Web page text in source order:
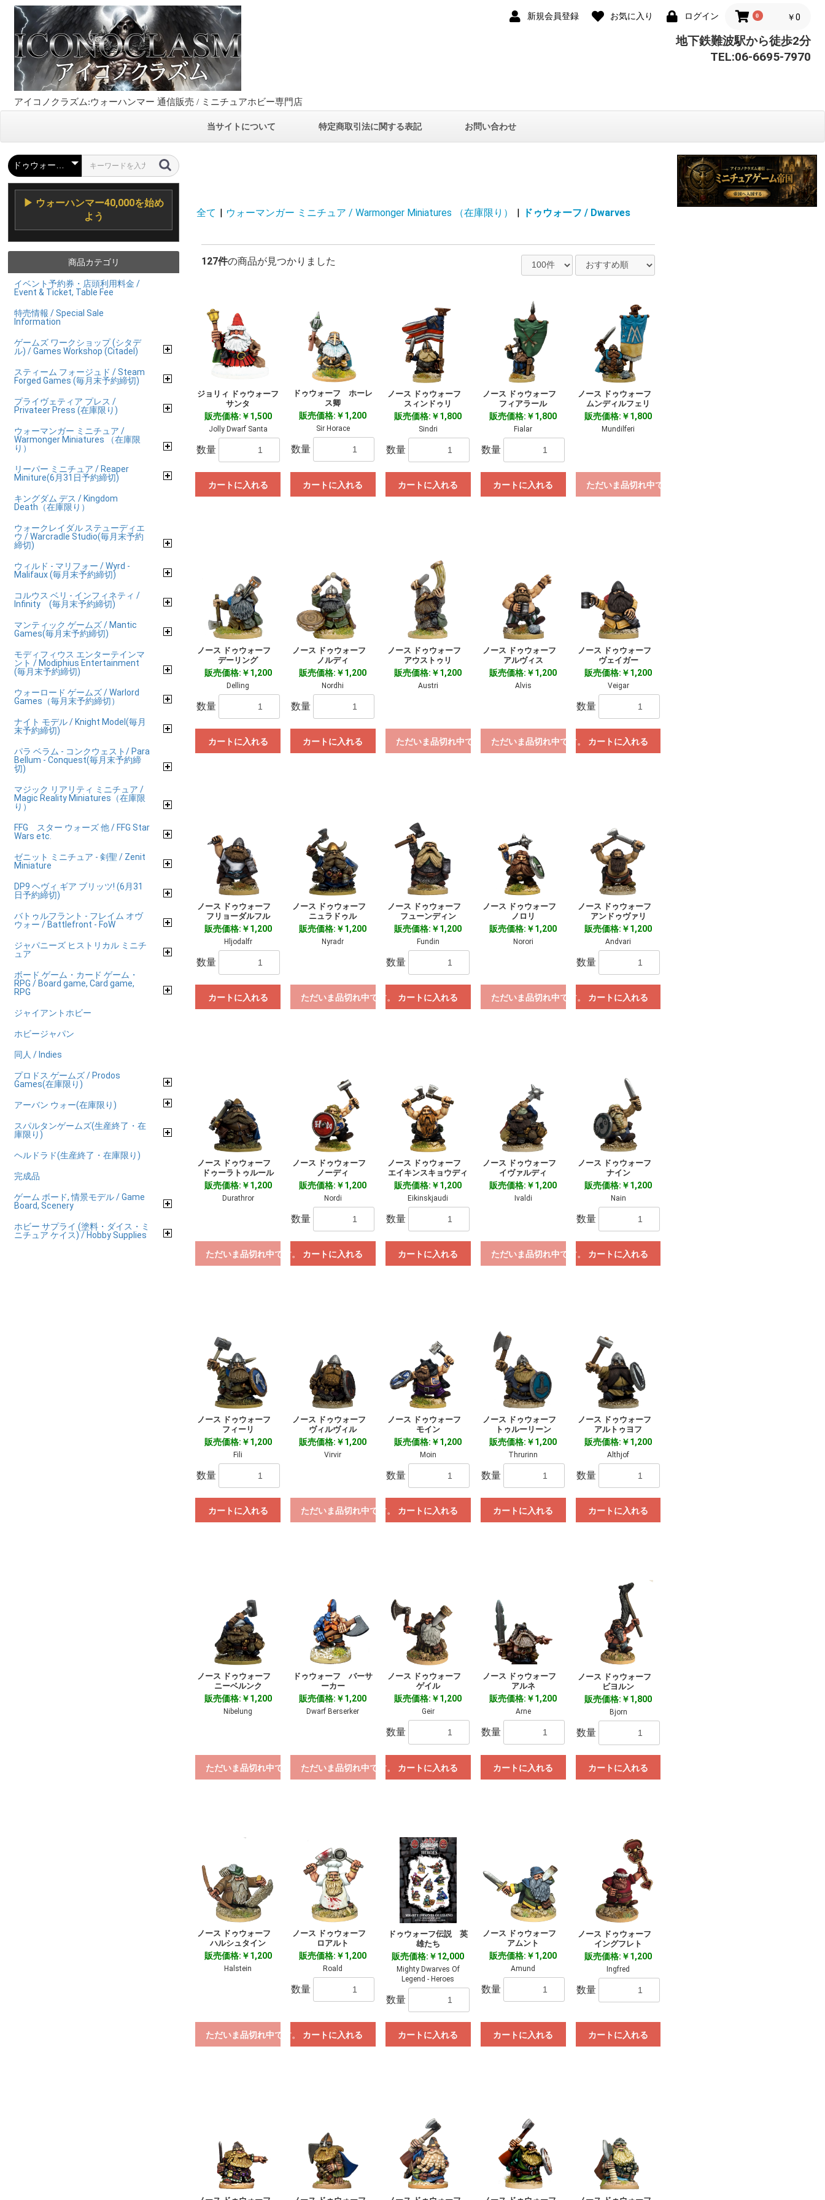
新規会員登録 お気に入り ログイン 0 ￥0
アイコノクラズム:ウォーハンマー 通信販売 / ミニチュアホビー専門店
地下鉄難波駅から徒歩2分
TEL:06-6695-7970
当サイトについて 特定商取引法に関する表記 お問い合わせ
▶ ウォーハンマー40,000を始め
よう
商品カテゴリ
イベント予約券・店頭利用料金 /
Event & Ticket, Table Fee
特売情報 / Special Sale
Information
ゲームズ ワークショップ (シタデ
ル) / Games Workshop (Citadel)
スティーム フォージュド / Steam
Forged Games (毎月末予約締切)
プライヴェティア プレス /
Privateer Press (在庫限り)
ウォーマンガー ミニチュア /
Warmonger Miniatures （在庫限
り）
リーパー ミニチュア / Reaper
Miniture(6月31日予約締切)
キングダム デス / Kingdom
Death（在庫限り）
ウォークレイダル ステューディエ
ウ / Warcradle Studio(毎月末予約
締切)
ウィルド - マリフォー / Wyrd -
Malifaux (毎月末予約締切)
コルウス ベリ - インフィネティ /
Infinity (毎月末予約締切)
マンティック ゲームズ / Mantic
Games(毎月末予約締切)
モディフィウス エンターテインマ
ント / Modiphius Entertainment
(毎月末予約締切)
ウォーロード ゲームズ / Warlord
Games（毎月末予約締切）
ナイト モデル / Knight Model(毎月
末予約締切)
パラ ベラム - コンクウェスト/ Para
Bellum - Conquest(毎月末予約締
切)
マジック リアリティ ミニチュア /
Magic Reality Miniatures（在庫限
り）
FFG スター ウォーズ 他 / FFG Star
Wars etc.
ゼニット ミニチュア - 剣聖 / Zenit
Miniature
DP9 ヘヴィ ギア ブリッツ! (6月31
日予約締切)
バトゥルフラント - フレイム オヴ
ウォー / Battlefront - FoW
ジャパニーズ ヒストリカル ミニチ
ュア
ボード ゲーム・カード ゲーム・
RPG / Board game, Card game,
RPG
ジャイアントホビー
ホビージャパン
同人 / Indies
プロドス ゲームズ / Prodos
Games(在庫限り)
アーバン ウォー(在庫限り)
スパルタンゲームズ(生産終了・在
庫限り)
ヘルドラド(生産終了・在庫限り)
完成品
ゲーム ボード, 情景モデル / Game
Board, Scenery
ホビー サプライ (塗料・ダイス・ミ
ニチュア ケイス) / Hobby Supplies
全て | ウォーマンガー ミニチュア / Warmonger Miniatures （在庫限り） | ドゥウォーフ / Dwarves
127件の商品が見つかりました
ジョリィ ドゥウォーフ
サンタ
販売価格:￥1,500
Jolly Dwarf Santa
数量
カートに入れる
ドゥウォーフ ホーレ
ス卿
販売価格:￥1,200
Sir Horace
数量
カートに入れる
ノース ドゥウォーフ
スィンドゥリ
販売価格:￥1,800
Sindri
数量
カートに入れる
ノース ドゥウォーフ
フィアラール
販売価格:￥1,800
Fialar
数量
カートに入れる
ノース ドゥウォーフ
ムンディルフェリ
販売価格:￥1,800
Mundilferi
ただいま品切れ中です。
ノース ドゥウォーフ
デーリング
販売価格:￥1,200
Delling
数量
カートに入れる
ノース ドゥウォーフ
ノルディ
販売価格:￥1,200
Nordhi
数量
カートに入れる
ノース ドゥウォーフ
アウストゥリ
販売価格:￥1,200
Austri
ただいま品切れ中です。
ノース ドゥウォーフ
アルヴィス
販売価格:￥1,200
Alvis
ただいま品切れ中です。
ノース ドゥウォーフ
ヴェイガー
販売価格:￥1,200
Veigar
数量
カートに入れる
ノース ドゥウォーフ
フリョーダルフル
販売価格:￥1,200
Hljodalfr
数量
カートに入れる
ノース ドゥウォーフ
ニュラドゥル
販売価格:￥1,200
Nyradr
ただいま品切れ中です。
ノース ドゥウォーフ
フューンディン
販売価格:￥1,200
Fundin
数量
カートに入れる
ノース ドゥウォーフ
ノロリ
販売価格:￥1,200
Norori
ただいま品切れ中です。
ノース ドゥウォーフ
アンドゥヴァリ
販売価格:￥1,200
Andvari
数量
カートに入れる
ノース ドゥウォーフ
ドゥーラトゥルール
販売価格:￥1,200
Durathror
ただいま品切れ中です。
ノース ドゥウォーフ
ノーディ
販売価格:￥1,200
Nordi
数量
カートに入れる
ノース ドゥウォーフ
エイキンスキョウディ
販売価格:￥1,200
Eikinskjaudi
数量
カートに入れる
ノース ドゥウォーフ
イヴァルディ
販売価格:￥1,200
Ivaldi
ただいま品切れ中です。
ノース ドゥウォーフ
ナイン
販売価格:￥1,200
Nain
数量
カートに入れる
ノース ドゥウォーフ
フィーリ
販売価格:￥1,200
Fili
数量
カートに入れる
ノース ドゥウォーフ
ヴィルヴィル
販売価格:￥1,200
Virvir
ただいま品切れ中です。
ノース ドゥウォーフ
モイン
販売価格:￥1,200
Moin
数量
カートに入れる
ノース ドゥウォーフ
トゥルーリーン
販売価格:￥1,200
Thrurinn
数量
カートに入れる
ノース ドゥウォーフ
アルトゥヨフ
販売価格:￥1,200
Althjof
数量
カートに入れる
ノース ドゥウォーフ
ニーベルンク
販売価格:￥1,200
Nibelung
ただいま品切れ中です。
ドゥウォーフ バーサ
ーカー
販売価格:￥1,200
Dwarf Berserker
ただいま品切れ中です。
ノース ドゥウォーフ
ゲイル
販売価格:￥1,200
Geir
数量
カートに入れる
ノース ドゥウォーフ
アルネ
販売価格:￥1,200
Arne
数量
カートに入れる
ノース ドゥウォーフ
ビヨルン
販売価格:￥1,800
Bjorn
数量
カートに入れる
ノース ドゥウォーフ
ハルシュタイン
販売価格:￥1,200
Halstein
ただいま品切れ中です。
ノース ドゥウォーフ
ロアルト
販売価格:￥1,200
Roald
数量
カートに入れる
ドゥウォーフ伝説 英
雄たち
販売価格:￥12,000
Mighty Dwarves Of
Legend - Heroes
数量
カートに入れる
ノース ドゥウォーフ
アムント
販売価格:￥1,200
Amund
数量
カートに入れる
ノース ドゥウォーフ
イングフレト
販売価格:￥1,200
Ingfred
数量
カートに入れる
お買い物を続ける カートへ進む